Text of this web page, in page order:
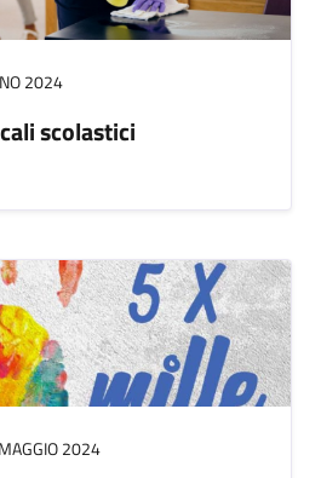
2024
scolastici
2024